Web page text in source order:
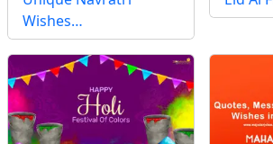
Wishes…